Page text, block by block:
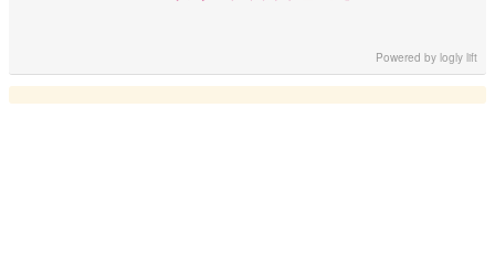
Powered bylogly lift